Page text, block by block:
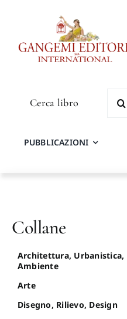
Cerca libro
per:
PUBBLICAZIONI
Collane
Architettura, Urbanistica,
Ambiente
Arte
Disegno, Rilievo, Design